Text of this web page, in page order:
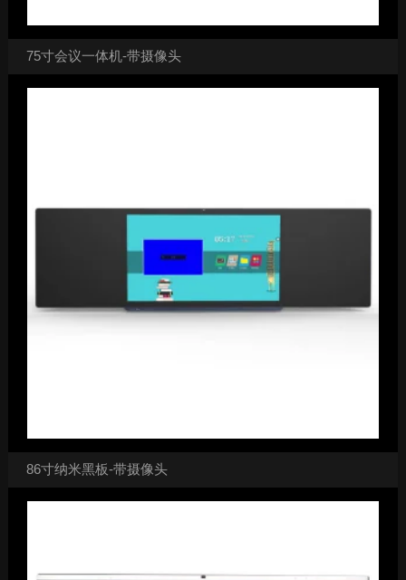
75寸会议一体机-带摄像头
86寸纳米黑板-带摄像头